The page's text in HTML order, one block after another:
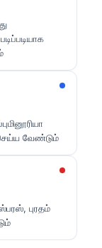
வேண்டும்
புரதம்